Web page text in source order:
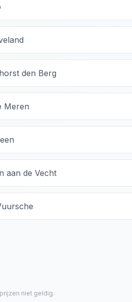
den Berg
Meren
aan de Vecht
niet geldig.